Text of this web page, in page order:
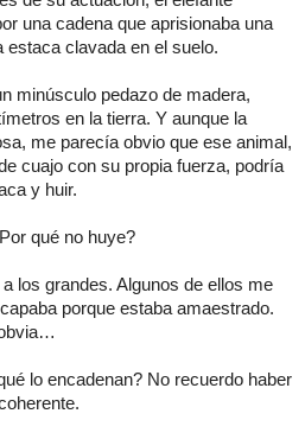
una cadena que aprisionaba una
estaca clavada en el suelo.
minúsculo pedazo de madera,
en la tierra. Y aunque la
me parecía obvio que ese animal,
cuajo con su propia fuerza, podría
y huir.
qué no huye?
los grandes. Algunos de ellos me
porque estaba amaestrado.
lo encadenan? No recuerdo haber